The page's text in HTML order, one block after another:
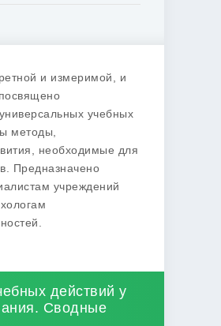
и измеримой, и
учебных
методы,
необходимые для
Предназначено
учреждений
действий у
Сводные